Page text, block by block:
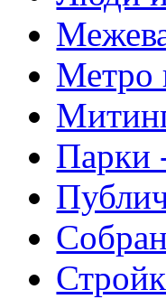
Метро
Парки